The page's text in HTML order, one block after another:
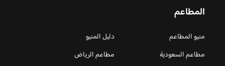
المطاعم
منيو المطاعم
دليل المنيو
مطاعم السعودية
مطاعم الرياض